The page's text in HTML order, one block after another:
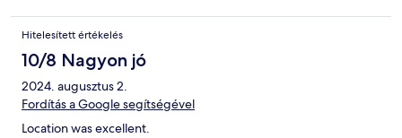
Hitelesített értékelés
10/8 Nagyon jó
2024. augusztus 2.
Fordítás a Google segítségével
Location was excellent.